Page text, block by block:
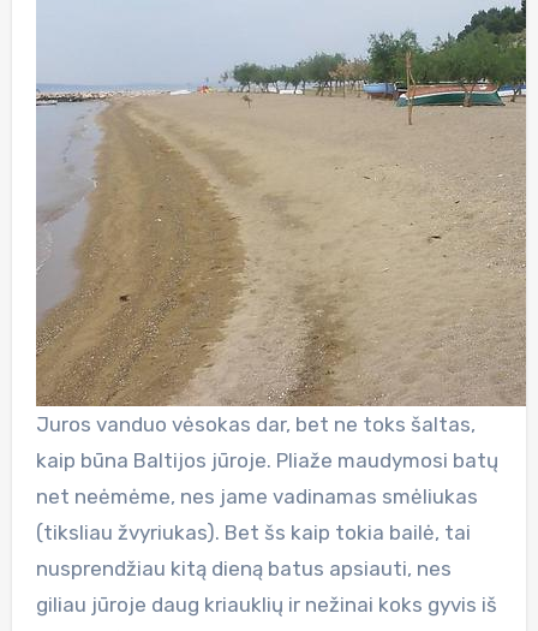
Juros vanduo vėsokas dar, bet ne toks šaltas,
kaip būna Baltijos jūroje. Pliaže maudymosi batų
net neėmėme, nes jame vadinamas smėliukas
(tiksliau žvyriukas). Bet šs kaip tokia bailė, tai
nusprendžiau kitą dieną batus apsiauti, nes
giliau jūroje daug kriauklių ir nežinai koks gyvis iš